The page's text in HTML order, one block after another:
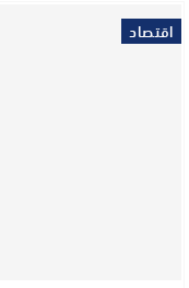
اقتصاد